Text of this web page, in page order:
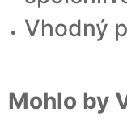
Vhodný
Mohlo by